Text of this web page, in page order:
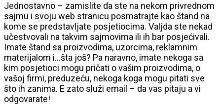
Jednostavno – zamislite da ste na nekom privrednom
sajmu i svoju web stranicu posmatrajte kao štand na
kome se predstavljate posjetiocima. Valjda ste nekad
učestvovali na takvim sajmovima ili ih bar posjećivali.
Imate štand sa proizvodima, uzorcima, reklamnim
materijalom i…šta još? Pa naravno, imate nekoga sa
kim posjetioci mogu pričati o vašim proizvodima, o
vašoj firmi, preduzeću, nekoga koga mogu pitati sve
što ih zanima. E zato služi email – da vas pitaju a vi
odgovarate!